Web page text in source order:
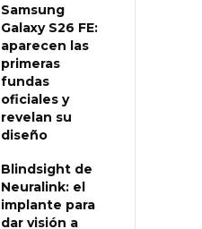
Samsung
Galaxy S26 FE:
aparecen las
primeras
fundas
oficiales y
revelan su
diseño
Blindsight de
Neuralink: el
implante para
dar visión a